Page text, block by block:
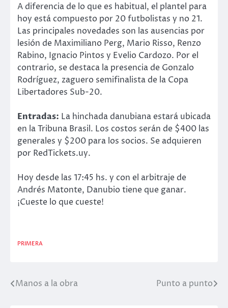
A diferencia de lo que es habitual, el plantel para
hoy está compuesto por 20 futbolistas y no 21.
Las principales novedades son las ausencias por
lesión de Maximiliano Perg, Mario Risso, Renzo
Rabino, Ignacio Pintos y Evelio Cardozo. Por el
contrario, se destaca la presencia de Gonzalo
Rodríguez, zaguero semifinalista de la Copa
Libertadores Sub-20.
Entradas: La hinchada danubiana estará ubicada
en la Tribuna Brasil. Los costos serán de $400 las
generales y $200 para los socios. Se adquieren
por RedTickets.uy.
Hoy desde las 17:45 hs. y con el arbitraje de
Andrés Matonte, Danubio tiene que ganar.
¡Cueste lo que cueste!
PRIMERA
Navegación
Manos a la obra Punto a punto